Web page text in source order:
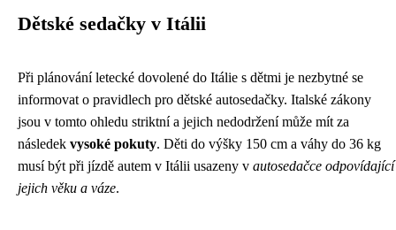
Dětské sedačky v Itálii
Při plánování letecké dovolené do Itálie s dětmi je nezbytné se
informovat o pravidlech pro dětské autosedačky. Italské zákony
jsou v tomto ohledu striktní a jejich nedodržení může mít za
následek vysoké pokuty. Děti do výšky 150 cm a váhy do 36 kg
musí být při jízdě autem v Itálii usazeny v autosedačce odpovídající
jejich věku a váze.